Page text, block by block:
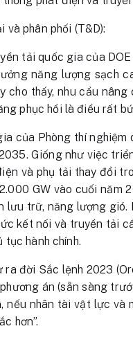
phân phối (T&D):
tải quốc gia của
năng lượng sạch
cho thấy, nhu cầu
phục hồi là điều rất
của Phòng thí
Giống như việc
và phụ tải thay đổi
GW vào cuối năm
lưu trữ, năng lượng
kết nối và truyền tải
hành chính.
đời Sắc lệnh 2023
án (sẵn sàng
nếu nhân tài vật lực
hơn”.